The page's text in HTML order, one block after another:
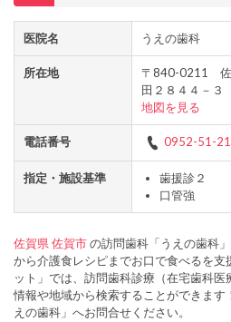
医院名 うえの歯科
所在地
〒840-0211 佐
田２８４４－３
地図を見る
電話番号 0952-51-
指定・施設基準
歯援診２
口管強
佐賀県 佐賀市の訪問歯科「うえの歯科
から介護食レシピまでお口で食べるを
ット」では、訪問歯科診療（在宅歯科
情報や地域から検索することができま
えの歯科」へお問合せください。